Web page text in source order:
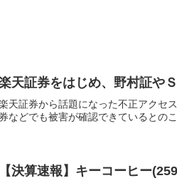
天証券をはじめ、野村証や
天証券から話題になった不正アクセ
券などでも被害が確認できているとのこ
【決算速報】キーコーヒー